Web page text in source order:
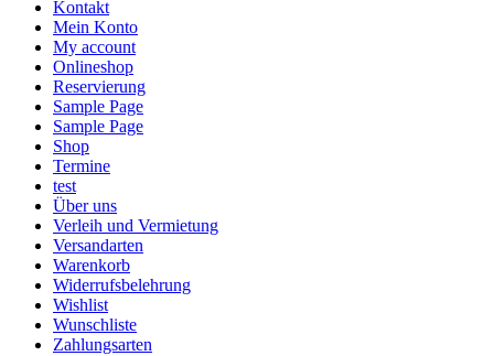
Kontakt
Mein Konto
My account
Onlineshop
Reservierung
Sample Page
Sample Page
Shop
Termine
test
Über uns
Verleih und Vermietung
Versandarten
Warenkorb
Widerrufsbelehrung
Wishlist
Wunschliste
Zahlungsarten